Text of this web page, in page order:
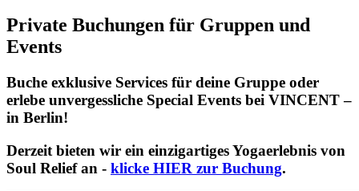
Private Buchungen für Gruppen und
Events
Buche exklusive Services für deine Gruppe oder
erlebe unvergessliche Special Events bei VINCENT –
in Berlin!
Derzeit bieten wir ein einzigartiges Yogaerlebnis von
Soul Relief an - klicke HIER zur Buchung.